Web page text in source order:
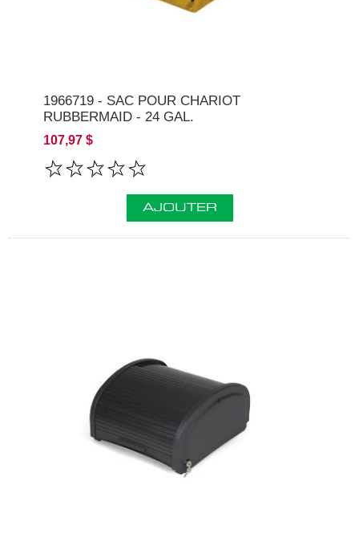
1966719 - SAC POUR CHARIOT
RUBBERMAID - 24 GAL.
107,97 $
AJOUTER